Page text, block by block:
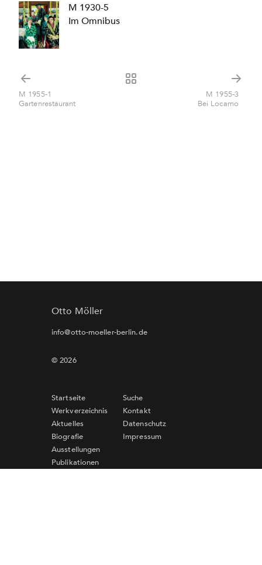
M 1930-5
Im Omnibus
M 1955-1
Gartenrestaurant
M 1955-3
Bei Locarno
Otto Möller
info@otto-moeller-berlin.de
© 2026
Startseite
Werkverzeichnis
Aktuelles
Biografie
Ausstellungen
Publikationen
Suche
Kontakt
Datenschutz
Impressum